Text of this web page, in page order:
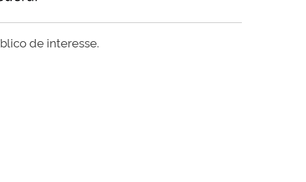
de interesse.